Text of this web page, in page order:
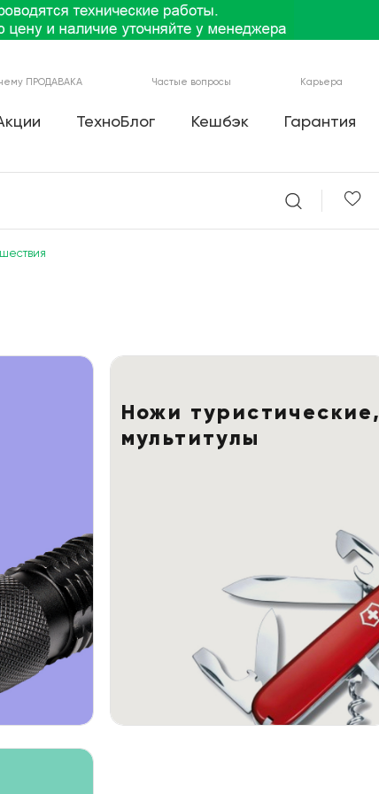
ПРОДАВАКА Частые вопросы Карьера
ТехноБлог Кешбэк Гарантия
Ножи туристические,
мультитулы